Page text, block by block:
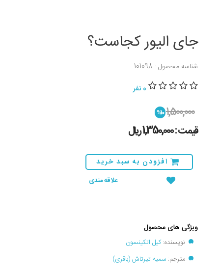
جای الیور کجاست؟
شناسه محصول : 101098
0 نفر
1,500,000
%10
قیمت : 1,350,000 ريال
افزودن به سبد خرید
علاقه مندی
ویژگی های محصول
نویسنده:کیل اتکینسون
مترجم: سمیه تیرتاش (باقری)